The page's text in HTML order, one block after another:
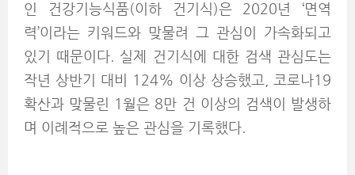
인 건강기능식품(이하 건기식)은 2020년 ‘면역
력’이라는 키워드와 맞물려 그 관심이 가속화되고
있기 때문이다. 실제 건기식에 대한 검색 관심도는
작년 상반기 대비 124% 이상 상승했고, 코로나19
확산과 맞물린 1월은 8만 건 이상의 검색이 발생하
며 이례적으로 높은 관심을 기록했다.